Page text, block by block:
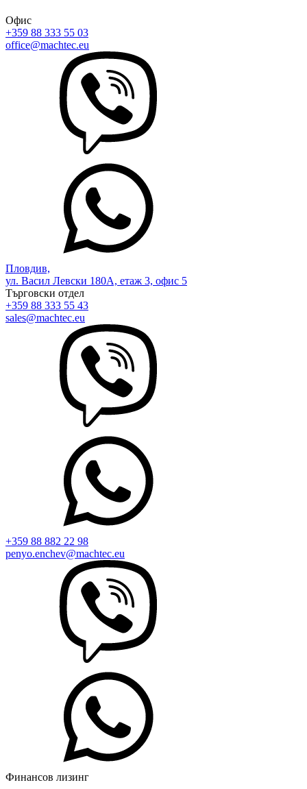
Офис
+359 88 333 55 03
office@machtec.eu
Пловдив,
ул. Васил Левски 180А, етаж 3, офис 5
Търговски отдел
+359 88 333 55 43
sales@machtec.eu
+359 88 882 22 98
penyo.enchev@machtec.eu
Финансов лизинг